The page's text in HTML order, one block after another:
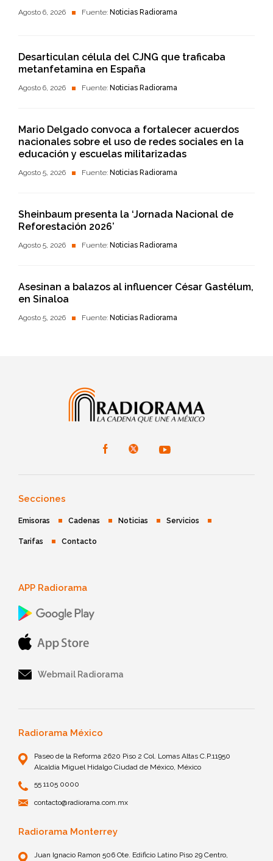
Agosto 6, 2026 Fuente: Noticias Radiorama
Desarticulan célula del CJNG que traficaba
metanfetamina en España
Agosto 6, 2026 Fuente: Noticias Radiorama
Mario Delgado convoca a fortalecer acuerdos
nacionales sobre el uso de redes sociales en la
educación y escuelas militarizadas
Agosto 5, 2026 Fuente: Noticias Radiorama
Sheinbaum presenta la ‘Jornada Nacional de
Reforestación 2026’
Agosto 5, 2026 Fuente: Noticias Radiorama
Asesinan a balazos al influencer César Gastélum,
en Sinaloa
Agosto 5, 2026 Fuente: Noticias Radiorama
Secciones
Emisoras Cadenas Noticias Servicios
Tarifas Contacto
APP Radiorama
Webmail Radiorama
Radiorama México
Paseo de la Reforma 2620 Piso 2 Col. Lomas Altas C.P.11950
Alcaldía Miguel Hidalgo Ciudad de México, México
55 1105 0000
contacto@radiorama.com.mx
Radiorama Monterrey
Juan Ignacio Ramon 506 Ote. Edificio Latino Piso 29 Centro,